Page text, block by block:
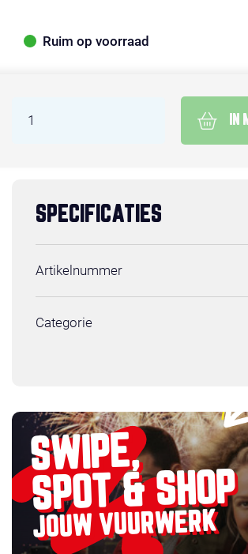
Ruim op voorraad
SPECIFICATIES
Artikelnummer
Categorie
SWIPE,
SPOT & SHOP
JOUW VUURWERK